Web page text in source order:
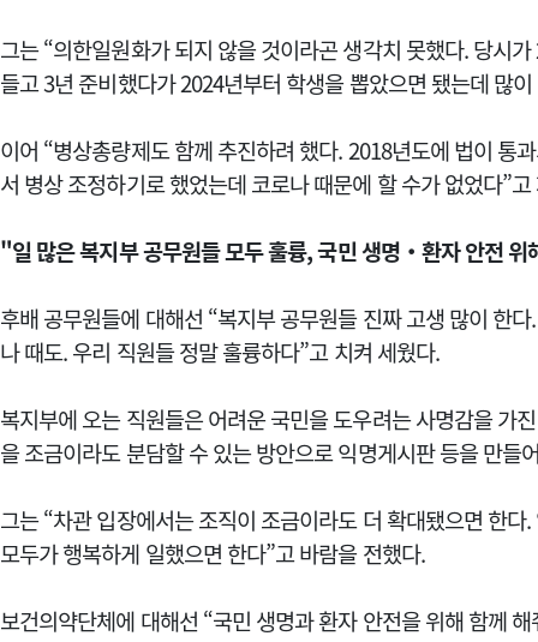
그는 “의한일원화가 되지 않을 것이라곤 생각치 못했다. 당시
들고 3년 준비했다가 2024년부터 학생을 뽑았으면 됐는데 많
이어 “병상총량제도 함께 추진하려 했다. 2018년도에 법이 통
서 병상 조정하기로 했었는데 코로나 때문에 할 수가 없었다”
"일 많은 복지부 공무원들 모두 훌륭, 국민 생명‧환자 안전 위
후배 공무원들에 대해선 “복지부 공무원들 진짜 고생 많이 한
나 때도. 우리 직원들 정말 훌륭하다”고 치켜 세웠다.
복지부에 오는 직원들은 어려운 국민을 도우려는 사명감을 가
을 조금이라도 분담할 수 있는 방안으로 익명게시판 등을 만들
그는 “차관 입장에서는 조직이 조금이라도 더 확대됐으면 한
모두가 행복하게 일했으면 한다”고 바람을 전했다.
보건의약단체에 대해선 “국민 생명과 환자 안전을 위해 함께